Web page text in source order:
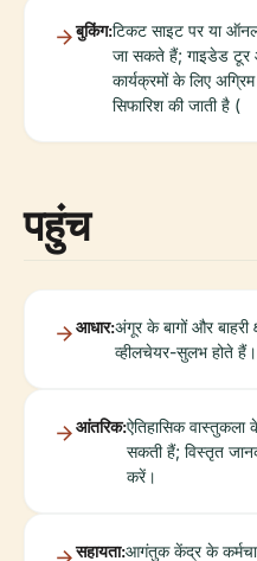
बुकिंग:टिकट साइट पर या
जा सकते हैं; गाइडेड टूर
कार्यक्रमों के लिए
सिफारिश की जाती है (
पहुंच
आधार:अंगूर के बागों और
व्हीलचेयर-सुलभ होते हैं।
आंतरिक:ऐतिहासिक वास्तुकला
सकती हैं; विस्तृत
करें।
सहायता:आगंतुक केंद्र के